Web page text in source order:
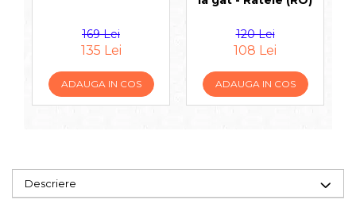
169 Lei
135 Lei
ADAUGA IN COS
120 Lei
108 Lei
ADAUGA IN COS
Descriere